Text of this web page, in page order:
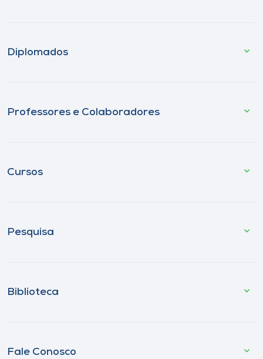
Diplomados
Professores e Colaboradores
Cursos
Pesquisa
Biblioteca
Fale Conosco